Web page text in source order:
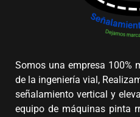
Somos una empresa 100%
de la ingeniería vial,
señalamiento vertical y
equipo de máquinas pinta